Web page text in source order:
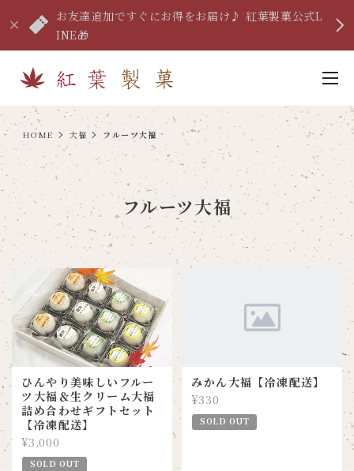
お友達追加ですぐにお得をお届け♪ 紅葉製菓公式L
INE🎁
HOME 大福 フルーツ大福
フルーツ大福
ひんやり美味しいフルー
ツ大福＆生クリーム大福
詰め合わせギフトセット
【冷凍配送】
¥3,000
SOLD OUT
みかん大福【冷凍配送】
¥330
SOLD OUT